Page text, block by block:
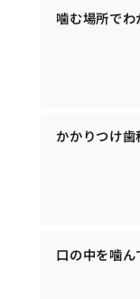
噛む場所で
かかりつけ
口の中を噛